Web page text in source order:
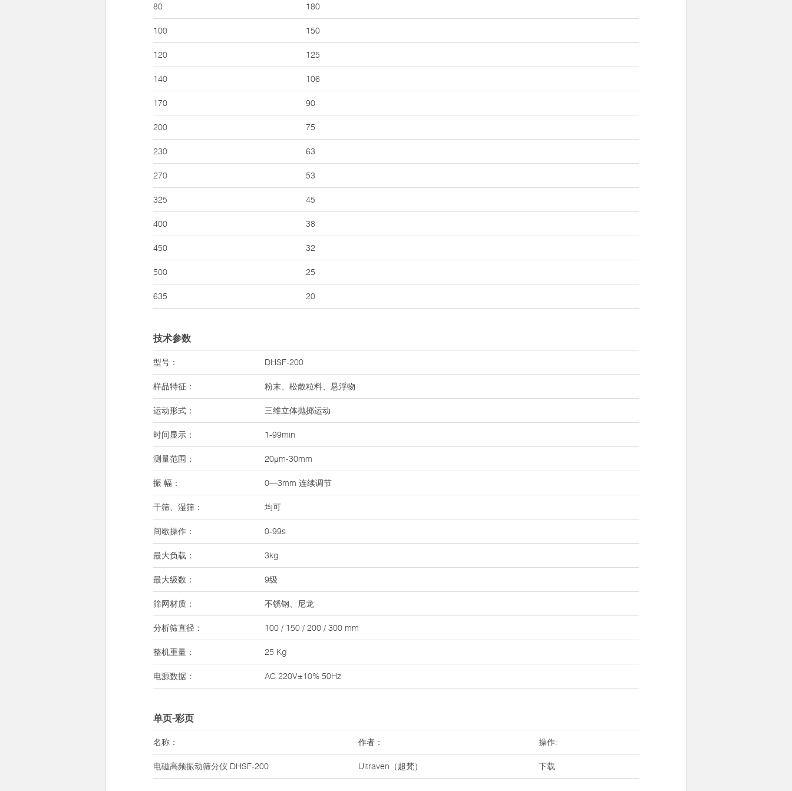
80 180
100 150
120 125
140 106
170 90
200 75
230 63
270 53
325 45
400 38
450 32
500 25
635 20
技术参数
型号： DHSF-200
样品特征： 粉末、松散粒料、悬浮物
运动形式： 三维立体抛掷运动
时间显示： 1-99min
测量范围： 20μm-30mm
振 幅： 0—3mm 连续调节
干筛、湿筛： 均可
间歇操作： 0-99s
最大负载： 3kg
最大级数： 9级
筛网材质： 不锈钢、尼龙
分析筛直径： 100 / 150 / 200 / 300 mm
整机重量： 25 Kg
电源数据： AC 220V±10% 50Hz
单页-彩页
名称： 作者： 操作:
电磁高频振动筛分仪 DHSF-200 Ultraven（超梵） 下载